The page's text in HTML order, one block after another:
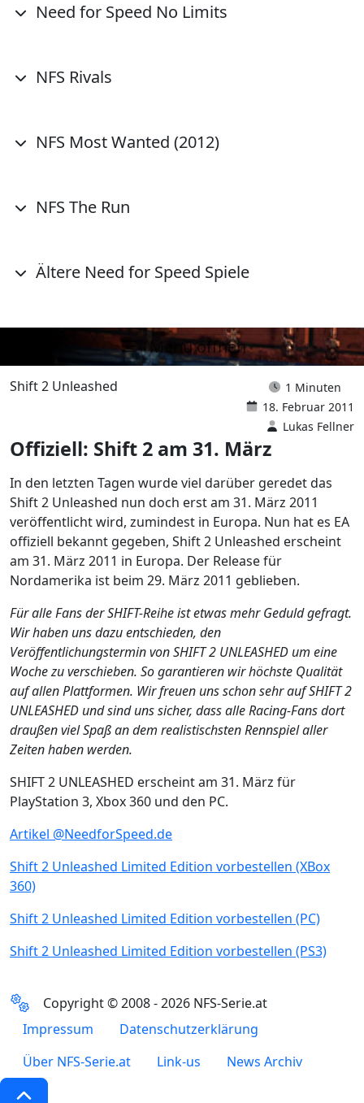
Need for Speed No Limits
NFS Rivals
NFS Most Wanted (2012)
NFS The Run
Ältere Need for Speed Spiele
Menü öffnen
Shift 2 Unleashed
1 Minuten
18. Februar 2011
Lukas Fellner
Offiziell: Shift 2 am 31. März
In den letzten Tagen wurde viel darüber geredet das
Shift 2 Unleashed nun doch erst am 31. März 2011
veröffentlicht wird, zumindest in Europa. Nun hat es EA
offiziell bekannt gegeben, Shift 2 Unleashed erscheint
am 31. März 2011 in Europa. Der Release für
Nordamerika ist beim 29. März 2011 geblieben.
Für alle Fans der SHIFT-Reihe ist etwas mehr Geduld gefragt.
Wir haben uns dazu entschieden, den
Veröffentlichungstermin von SHIFT 2 UNLEASHED um eine
Woche zu verschieben. So garantieren wir höchste Qualität
auf allen Plattformen. Wir freuen uns schon sehr auf SHIFT 2
UNLEASHED und sind uns sicher, dass alle Racing-Fans dort
draußen viel Spaß an dem realistischsten Rennspiel aller
Zeiten haben werden.
SHIFT 2 UNLEASHED erscheint am 31. März für
PlayStation 3, Xbox 360 und den PC.
Artikel @NeedforSpeed.de
Shift 2 Unleashed Limited Edition vorbestellen (XBox
360)
Shift 2 Unleashed Limited Edition vorbestellen (PC)
Shift 2 Unleashed Limited Edition vorbestellen (PS3)
Copyright © 2008 - 2026 NFS-Serie.at
Impressum
Datenschutzerklärung
Über NFS-Serie.at
Link-us News Archiv